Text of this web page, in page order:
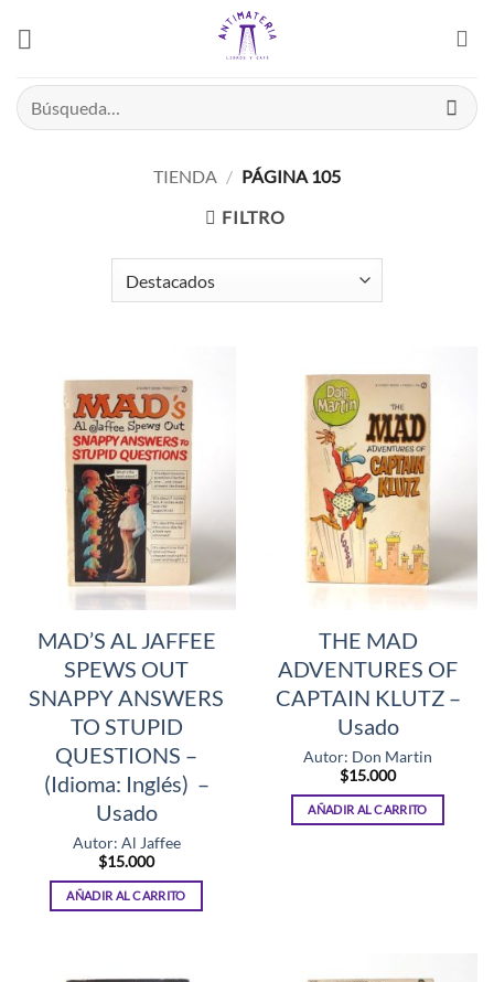
Buscar
por:
TIENDA / PÁGINA 105
FILTRO
MAD’S AL JAFFEE
SPEWS OUT
SNAPPY ANSWERS
TO STUPID
QUESTIONS –
(Idioma: Inglés) –
Usado
Autor: Al Jaffee
$15.000
AÑADIR AL CARRITO
THE MAD
ADVENTURES OF
CAPTAIN KLUTZ –
Usado
Autor: Don Martin
$15.000
AÑADIR AL CARRITO